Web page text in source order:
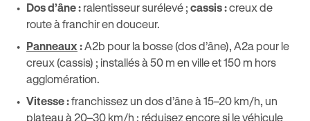
Dos d’âne : ralentisseur surélevé ; cassis :creux de
route à franchir en douceur.
Panneaux :A2b pour la bosse (dos d’âne), A2a pour le
creux (cassis) ; installés à 50 m en ville et 150 m hors
agglomération.
Vitesse :franchissez un dos d’âne à 15–20 km/h, un
plateau à 20–30 km/h ; réduisez encore si le véhicule